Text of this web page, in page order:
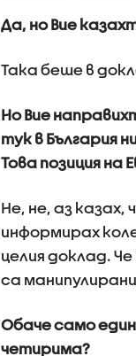
Да, но Вие
Така беше в
Но Вие
тук в България
Това позиция на
Не, не, аз
информирах
целия доклад.
са
Обаче само
четирима?